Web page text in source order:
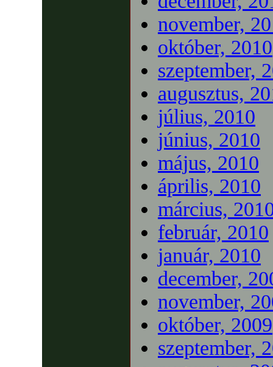
november,
október, 2010
szeptember,
augusztus,
július, 2010
június, 2010
május, 2010
április, 2010
március,
február, 2010
január, 2010
december,
november,
október, 2009
szeptember,